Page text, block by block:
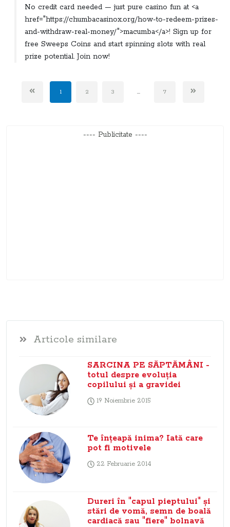
No credit card needed — just pure casino fun at <a
href="https://chumbacasinox.org/how-to-redeem-prizes-
and-withdraw-real-money/">macumba</a>! Sign up for
free Sweeps Coins and start spinning slots with real
prize potential. Join now!
1 2 3 ... 7
---- Publicitate ----
Articole similare
SARCINA PE SĂPTĂMÂNI -
totul despre evoluţia
copilului şi a gravidei
19 Noiembrie 2015
Te înţeapă inima? Iată care
pot fi motivele
22 Februarie 2014
Dureri în "capul pieptului" şi
stări de vomă, semn de boală
cardiacă sau "fiere" bolnavă